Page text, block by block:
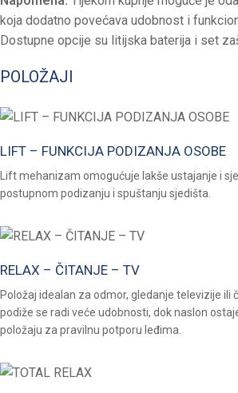
koja dodatno povećava udobnost i
Dostupne opcije su litijska baterija i set
POLOŽAJI
LIFT – FUNKCIJA PODIZANJA OSOBE
Lift mehanizam omogućuje lakše ustajanje i
postupnom podizanju i spuštanju sjedišta.
RELAX – ČITANJE – TV
Položaj idealan za odmor, gledanje televizije ili
podiže se radi veće udobnosti, dok naslon
položaju za pravilnu potporu leđima.